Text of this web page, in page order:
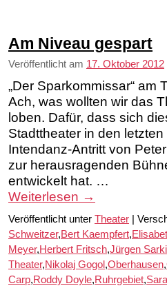
Am Niveau gespart
Veröffentlicht am 17. Oktober 2012
„Der Sparkommissar“ am
Ach, was wollten wir das
loben. Dafür, dass sich
Stadttheater in den
Intendanz-Antritt von
zur herausragenden
entwickelt hat. …
Weiterlesen →
Veröffentlicht unter Theater
Schweitzer,Bert Kaempfert,
Meyer,Herbert Fritsch,Jürgen
Theater,Nikolaj Gogol ,Oberhausen,
Carp,Roddy Doyle,Ruhrgebiet,